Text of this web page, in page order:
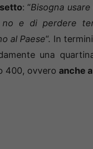
: “Bisogna
e di perdere
al Paese“. In
una
400, ovvero anche